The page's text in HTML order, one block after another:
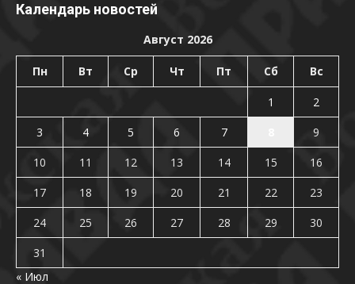
Календарь новостей
Август 2026
Пн Вт Ср Чт Пт Сб Вс
1
2
3
4 5 6 7
9
10
11 12 13 14 15
16
17
18 19 20 21 22
23
24
25 26 27 28 29
30
31
« Июл